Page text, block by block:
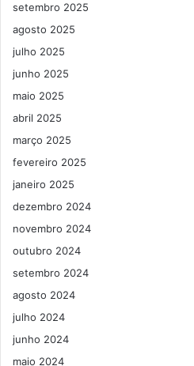
setembro 2025
agosto 2025
julho 2025
junho 2025
maio 2025
abril 2025
março 2025
fevereiro 2025
janeiro 2025
dezembro 2024
novembro 2024
outubro 2024
setembro 2024
agosto 2024
julho 2024
junho 2024
maio 2024